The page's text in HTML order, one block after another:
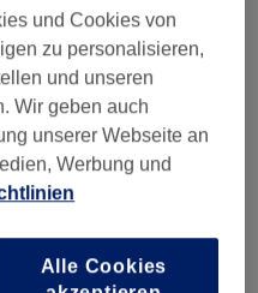
und Cookies von
zu personalisieren,
und unseren
Wir geben auch
unserer Webseite an
Werbung und
Alle Cookies